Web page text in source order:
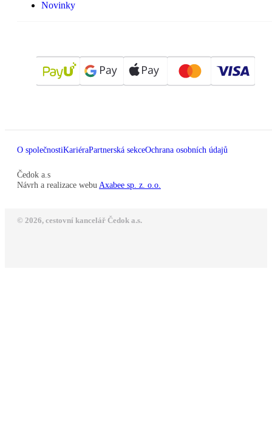
Novinky
O společnostiKariéraPartnerská sekceOchrana osobních údajů
Čedok a.s
Návrh a realizace webu Axabee sp. z. o.o.
© 2026, cestovní kancelář Čedok a.s.